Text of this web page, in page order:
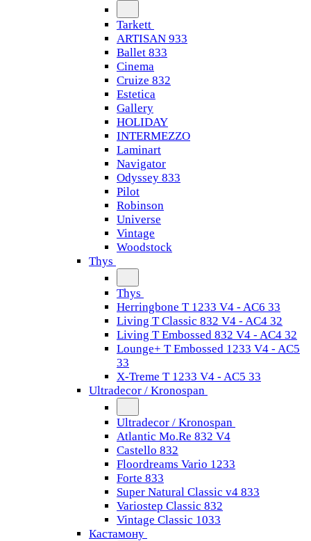
Tarkett
ARTISAN 933
Ballet 833
Cinema
Cruize 832
Estetica
Gallery
HOLIDAY
INTERMEZZO
Laminart
Navigator
Odyssey 833
Pilot
Robinson
Universe
Vintage
Woodstock
Thys
Thys
Herringbone T 1233 V4 - AC6 33
Living T Classic 832 V4 - AC4 32
Living T Embossed 832 V4 - AC4 32
Lounge+ T Embossed 1233 V4 - AC5
33
X-Treme T 1233 V4 - AC5 33
Ultradecor / Kronospan
Ultradecor / Kronospan
Atlantic Mo.Re 832 V4
Castello 832
Floordreams Vario 1233
Forte 833
Super Natural Classic v4 833
Variostep Classic 832
Vintage Classic 1033
Кастамону